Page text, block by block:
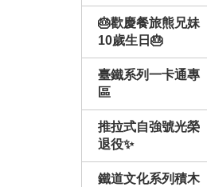
🎂歡慶餐旅熊兄妹
10歲生日🎂
臺鐵系列一卡通專
區
推拉式自強號光榮
退役✨
鐵道文化系列積木